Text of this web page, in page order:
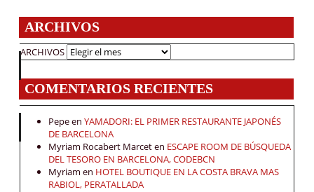
ARCHIVOS
ARCHIVOS
COMENTARIOS RECIENTES
Pepeen YAMADORI: EL PRIMER RESTAURANTE JAPONÉS
DE BARCELONA
Myriam Rocabert Marceten ESCAPE ROOM DE BÚSQUEDA
DEL TESORO EN BARCELONA, CODEBCN
Myriam en HOTEL BOUTIQUE EN LA COSTA BRAVA MAS
RABIOL, PERATALLADA